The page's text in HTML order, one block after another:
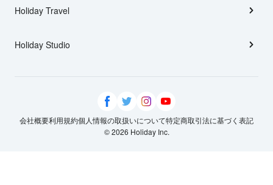
Holiday Travel
Holiday Studio
会社概要利用規約個人情報の取扱いについて特定商取引法に基づく表記
© 2026 Holiday Inc.